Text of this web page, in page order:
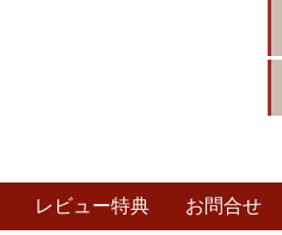
レビュー特典 お問合せ